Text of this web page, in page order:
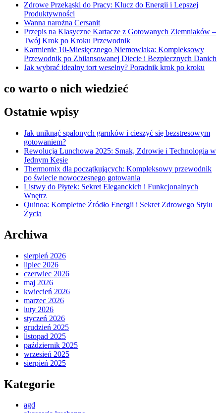
Zdrowe Przekąski do Pracy: Klucz do Energii i Lepszej
Produktywności
Wanna narożna Cersanit
Przepis na Klasyczne Kartacze z Gotowanych Ziemniaków –
Twój Krok po Kroku Przewodnik
Karmienie 10-Miesięcznego Niemowlaka: Kompleksowy
Przewodnik po Zbilansowanej Diecie i Bezpiecznych Danich
Jak wybrać idealny tort weselny? Poradnik krok po kroku
co warto o nich wiedzieć
Ostatnie wpisy
Jak uniknąć spalonych garnków i cieszyć się bezstresowym
gotowaniem?
Rewolucja Lunchowa 2025: Smak, Zdrowie i Technologia w
Jednym Kęsie
Thermomix dla początkujących: Kompleksowy przewodnik
po świecie nowoczesnego gotowania
Listwy do Płytek: Sekret Eleganckich i Funkcjonalnych
Wnętrz
Quinoa: Kompletne Źródło Energii i Sekret Zdrowego Stylu
Życia
Archiwa
sierpień 2026
lipiec 2026
czerwiec 2026
maj 2026
kwiecień 2026
marzec 2026
luty 2026
styczeń 2026
grudzień 2025
listopad 2025
październik 2025
wrzesień 2025
sierpień 2025
Kategorie
agd